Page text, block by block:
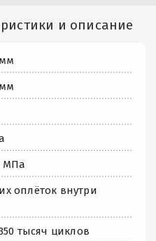
и описание
МПа
оплёток внутри
тысяч циклов